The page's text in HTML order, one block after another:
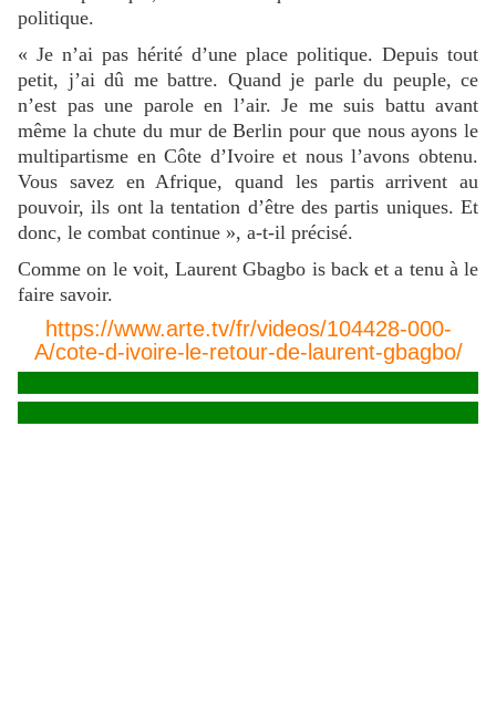
politique.
« Je n’ai pas hérité d’une place politique. Depuis tout
petit, j’ai dû me battre. Quand je parle du peuple, ce
n’est pas une parole en l’air. Je me suis battu avant
même la chute du mur de Berlin pour que nous ayons le
multipartisme en Côte d’Ivoire et nous l’avons obtenu.
Vous savez en Afrique, quand les partis arrivent au
pouvoir, ils ont la tentation d’être des partis uniques. Et
donc, le combat continue », a-t-il précisé.
Comme on le voit, Laurent Gbagbo is back et a tenu à le
faire savoir.
https://www.arte.tv/fr/videos/104428-000-
A/cote-d-ivoire-le-retour-de-laurent-gbagbo/